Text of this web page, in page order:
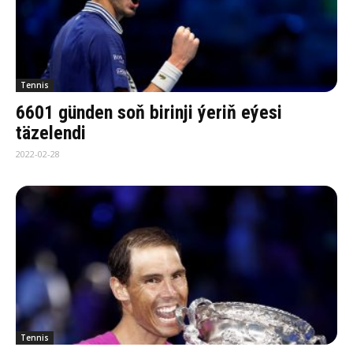
Tennis
6601 günden soň birinji ýeriň eýesi
täzelendi
2022-02-28
Tennis